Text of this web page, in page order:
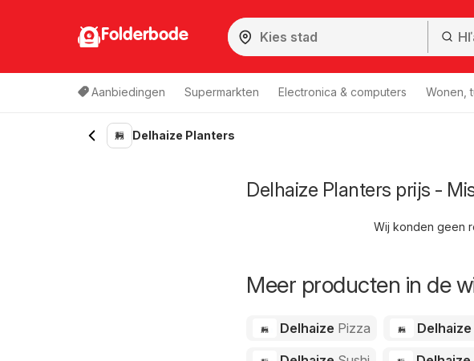
Folderbode
Aanbiedingen Supermarkten Electronica & computers Wonen,
Delhaize Planters
Delhaize Planters prijs -
Wij konden geen
Meer producten in de
Delhaize Pizza Delhaize